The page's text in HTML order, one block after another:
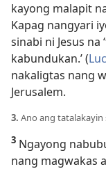
kayong malapit
Kapag nangyari
sinabi ni Jesus na
kabundukan.’ (
nakaligtas nang
Jerusalem.
3. Ano ang
3 Ngayong
nang magwakas